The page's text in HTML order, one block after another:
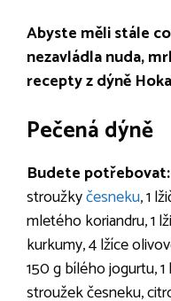
Abyste měli stále
nezavládla nuda,
recepty z dýně
Pečená dýně
Budete potřebovat:
stroužkyčesneku, 1
mletého koriandru, 1
kurkumy, 4 lžíce
150 g bílého jogurtu, 1
stroužek česneku,